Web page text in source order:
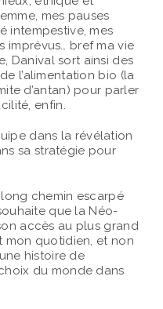
mes pauses
intempestive, mes
imprévus… bref ma vie
Danival sort ainsi des
l’alimentation bio (la
d’antan) pour parler
enfin.
dans la révélation
sa stratégie pour
long chemin escarpé
que la Néo-
accès au plus grand
mon quotidien, et non
histoire de
du monde dans